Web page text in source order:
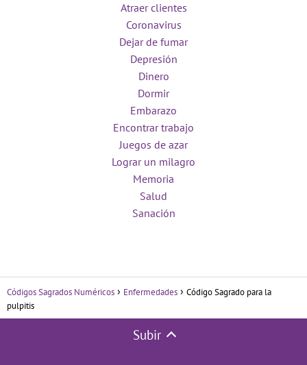
Atraer clientes
Coronavirus
Dejar de fumar
Depresión
Dinero
Dormir
Embarazo
Encontrar trabajo
Juegos de azar
Lograr un milagro
Memoria
Salud
Sanación
Códigos Sagrados Numéricos Enfermedades
Código Sagrado para la
pulpitis
Subir